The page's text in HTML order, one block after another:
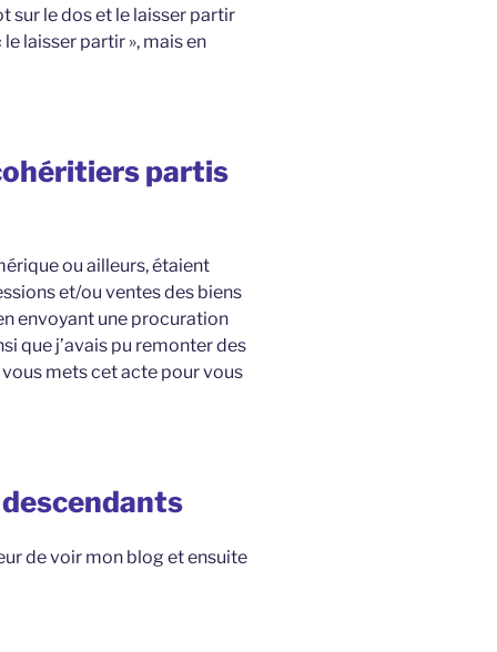
sur le dos et le laisser partir
laisser partir », mais en
partis
ou ailleurs, étaient
et/ou ventes des biens
envoyant une procuration
que j’avais pu remonter des
mets cet acte pour vous
de voir mon blog et ensuite